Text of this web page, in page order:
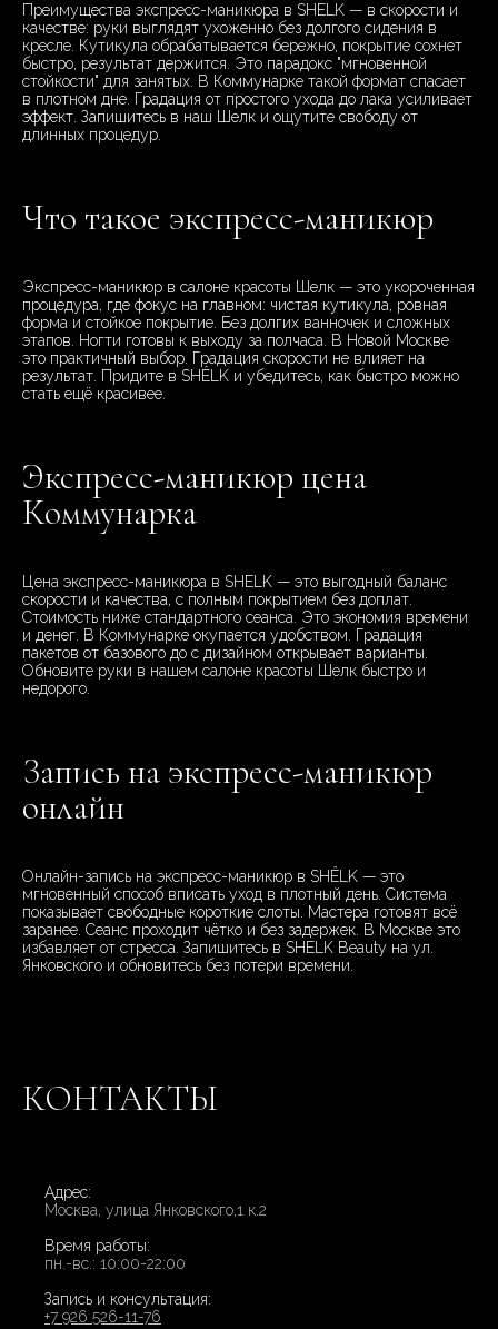
Преимущества экспресс-маникюра в SHELK — в скорости и
качестве: руки выглядят ухоженно без долгого сидения в
кресле. Кутикула обрабатывается бережно, покрытие сохнет
быстро, результат держится. Это парадокс "мгновенной
стойкости" для занятых. В Коммунарке такой формат спасает
в плотном дне. Градация от простого ухода до лака усиливает
эффект. Запишитесь в наш Шелк и ощутите свободу от
длинных процедур.
Что такое экспресс-маникюр
Экспресс-маникюр в салоне красоты Шелк — это укороченная
процедура, где фокус на главном: чистая кутикула, ровная
форма и стойкое покрытие. Без долгих ванночек и сложных
этапов. Ногти готовы к выходу за полчаса. В Новой Москве
это практичный выбор. Градация скорости не влияет на
результат. Придите в SHÊLK и убедитесь, как быстро можно
стать ещё красивее.
Экспресс-маникюр цена
Коммунарка
Цена экспресс-маникюра в SHELK — это выгодный баланс
скорости и качества, с полным покрытием без доплат.
Стоимость ниже стандартного сеанса. Это экономия времени
и денег. В Коммунарке окупается удобством. Градация
пакетов от базового до с дизайном открывает варианты.
Обновите руки в нашем салоне красоты Шелк быстро и
недорого.
Запись на экспресс-маникюр
онлайн
Онлайн-запись на экспресс-маникюр в SHÊLK — это
мгновенный способ вписать уход в плотный день. Система
показывает свободные короткие слоты. Мастера готовят всё
заранее. Сеанс проходит чётко и без задержек. В Москве это
избавляет от стресса. Запишитесь в SHELK Beauty на ул.
Янковского и обновитесь без потери времени.
КОНТАКТЫ
Адрес:
Москва, улица Янковского,1 к.2
Время работы:
пн.-вс.: 10:00-22:00
Запись и консультация:
+7 926 526-11-76